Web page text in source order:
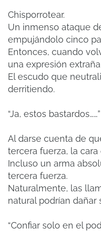
Chisporrotear.
Un inmenso ataque
empujándolo cinco
Entonces, cuando
una expresión
El escudo que
derritiendo.
“Ja, estos bastardos……”
Al darse cuenta de
tercera fuerza, la
Incluso un arma
tercera fuerza.
Naturalmente, las
natural podrían dañar
“Confiar solo en el